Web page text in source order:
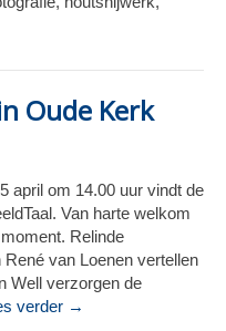
Oude Kerk
april om 14.00 uur vindt de
Van harte welkom
Relinde
van Loenen vertellen
Well verzorgen de
verder →